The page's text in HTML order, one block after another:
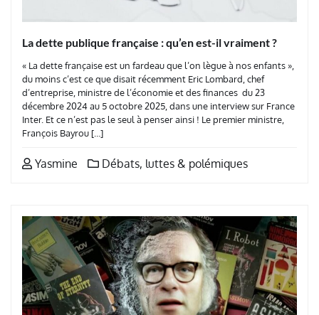
La dette publique française : qu’en est-il vraiment ?
« La dette française est un fardeau que l’on lègue à nos enfants »,
du moins c’est ce que disait récemment Eric Lombard, chef
d’entreprise, ministre de l’économie et des finances du 23
décembre 2024 au 5 octobre 2025, dans une interview sur France
Inter. Et ce n’est pas le seul à penser ainsi ! Le premier ministre,
François Bayrou […]
Yasmine Débats, luttes & polémiques